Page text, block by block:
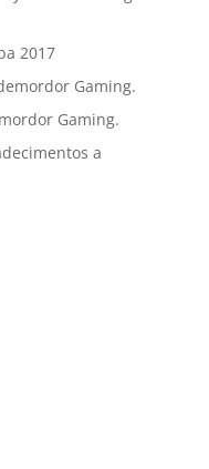
2017
Gaming.
Gaming.
a